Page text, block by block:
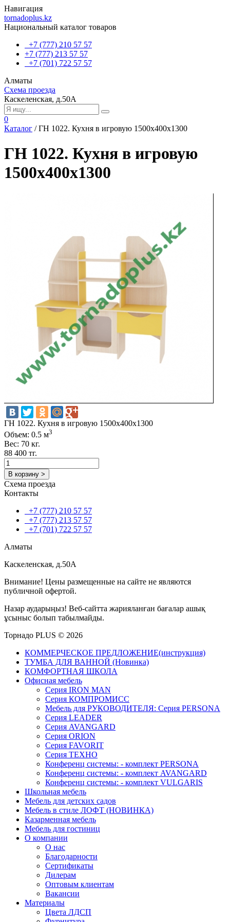
Навигация
tornadoplus.kz
Национальный каталог товаров
+7 (777) 210 57 57
+7 (777) 213 57 57
+7 (701) 722 57 57
Алматы
Схема проезда
Каскеленская, д.50А
0
Каталог /ГН 1022. Кухня в игровую 1500x400x1300
ГН 1022. Кухня в игровую
1500x400x1300
ГН 1022. Кухня в игровую 1500x400x1300
Объем: 0.5 м3
Вес: 70 кг.
88 400 тг.
В корзину >
Схема проезда
Контакты
+7 (777) 210 57 57
+7 (777) 213 57 57
+7 (701) 722 57 57
Алматы
Каскеленская, д.50А
Внимание! Цены размещенные на сайте не являются
публичной офертой.
Назар аударыңыз! Веб-сайтта жарияланған бағалар ашық
ұсыныс болып табылмайды.
Торнадо PLUS © 2026
КОММЕРЧЕСКОЕ ПРЕДЛОЖЕНИЕ(инструкция)
ТУМБА ДЛЯ ВАННОЙ (Новинка)
КОМФОРТНАЯ ШКОЛА
Офисная мебель
Серия IRON MAN
Серия КОМПРОМИСС
Мебель для РУКОВОДИТЕЛЯ: Серия PERSONA
Серия LEADER
Серия AVANGARD
Серия ORION
Серия FAVORIT
Серия ТЕХНО
Конференц системы: - комплект PERSONA
Конференц системы: - комплект AVANGARD
Конференц системы: - комплект VULGARIS
Школьная мебель
Мебель для детских садов
Мебель в стиле ЛОФТ (НОВИНКА)
Казарменная мебель
Мебель для гостиниц
О компании
О нас
Благодарности
Сертификаты
Дилерам
Оптовым клиентам
Вакансии
Материалы
Цвета ЛДСП